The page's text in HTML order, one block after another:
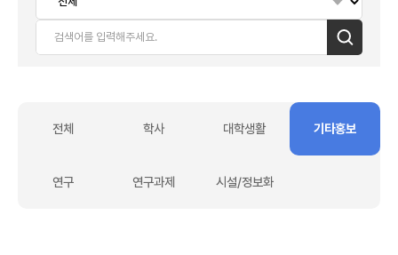
검색
전체 학사 대학생활 기타홍보
연구 연구과제 시설/정보화